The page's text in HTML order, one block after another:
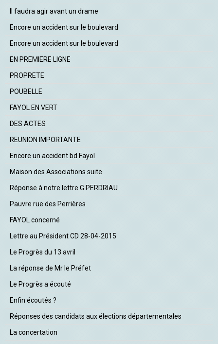
Il faudra agir avant un drame
Encore un accident sur le boulevard
Encore un accident sur le boulevard
EN PREMIERE LIGNE
PROPRETE
POUBELLE
FAYOL EN VERT
DES ACTES
REUNION IMPORTANTE
Encore un accident bd Fayol
Maison des Associations suite
Réponse à notre lettre G.PERDRIAU
Pauvre rue des Perrières
FAYOL concerné
Lettre au Président CD 28-04-2015
Le Progrès du 13 avril
La réponse de Mr le Préfet
Le Progrès a écouté
Enfin écoutés ?
Réponses des candidats aux élections départementales
La concertation